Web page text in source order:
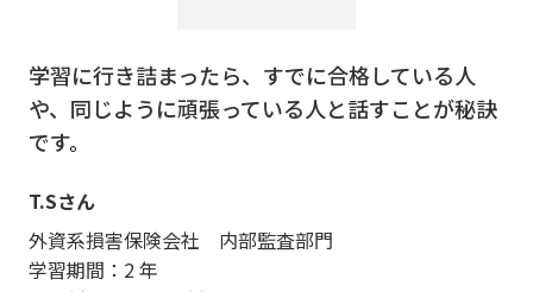
学習に行き詰まったら、すでに合格している人
や、同じように頑張っている人と話すことが秘訣
です。
T.Sさん
外資系損害保険会社 内部監査部門
学習期間：2 年